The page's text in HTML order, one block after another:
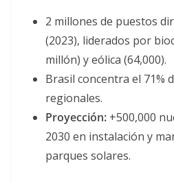
2 millones de puestos
(2023), liderados por
millón) y eólica (64,000).
Brasil concentra el 71%
regionales.
Proyección: +500,000
2030 en instalación y
parques solares.